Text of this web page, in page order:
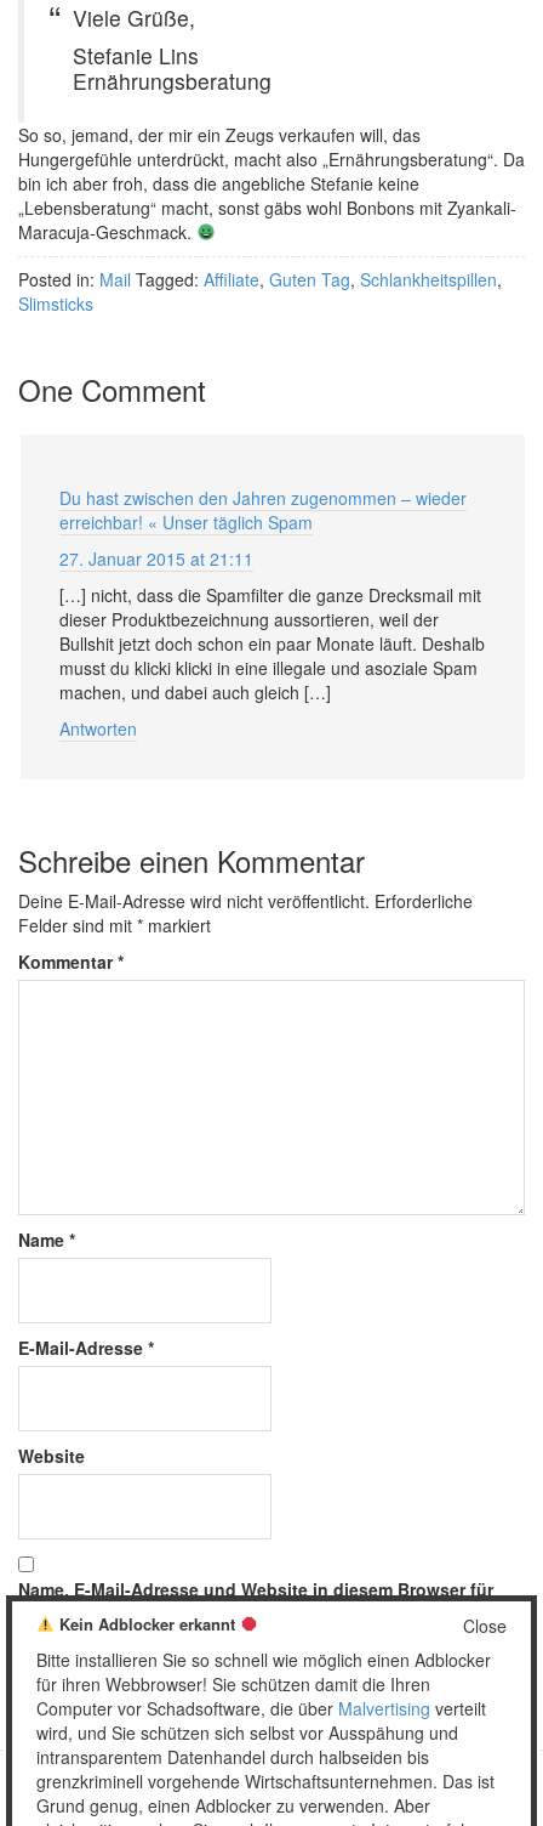
Viele Grüße,
Stefanie Lins
Ernährungsberatung
So so, jemand, der mir ein Zeugs verkaufen will, das
Hungergefühle unterdrückt, macht also „Ernährungsberatung“. Da
bin ich aber froh, dass die angebliche Stefanie keine
„Lebensberatung“ macht, sonst gäbs wohl Bonbons mit Zyankali-
Maracuja-Geschmack.
Posted in: Mail Tagged: Affiliate, Guten Tag, Schlankheitspillen,
Slimsticks
One Comment
Du hast zwischen den Jahren zugenommen – wieder
erreichbar! « Unser täglich Spam
27. Januar 2015 at 21:11
[…] nicht, dass die Spamfilter die ganze Drecksmail mit
dieser Produktbezeichnung aussortieren, weil der
Bullshit jetzt doch schon ein paar Monate läuft. Deshalb
musst du klicki klicki in eine illegale und asoziale Spam
machen, und dabei auch gleich […]
Antworten
Schreibe einen Kommentar
Deine E-Mail-Adresse wird nicht veröffentlicht. Erforderliche
Felder sind mit * markiert
Kommentar*
Name *
E-Mail-Adresse *
Website
Name, E-Mail-Adresse und Website in diesem Browser für
meinen nächsten Kommentar speichern.
Copyright © 2026 Unser täglich Spam.
Close
Kein Adblocker erkannt
Bitte installieren Sie so schnell wie möglich einen Adblocker
für ihren Webbrowser! Sie schützen damit die Ihren
Computer vor Schadsoftware, die über Malvertising verteilt
wird, und Sie schützen sich selbst vor Ausspähung und
intransparentem Datenhandel durch halbseiden bis
grenzkriminell vorgehende Wirtschaftsunternehmen. Das ist
Grund genug, einen Adblocker zu verwenden. Aber